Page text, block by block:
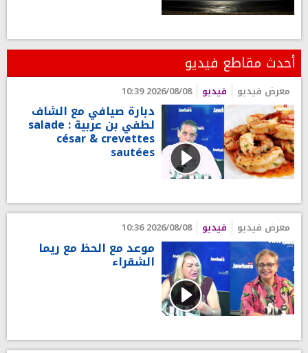
أحدث مقاطع فيديو
معرض فيديو فيديو 2026/08/08 10:39
دبارة صيافي مع الشاف
لطفي بن عربية : salade
césar & crevettes
sautées
معرض فيديو فيديو 2026/08/08 10:36
موعد مع الحظ مع ريما
الشقراء